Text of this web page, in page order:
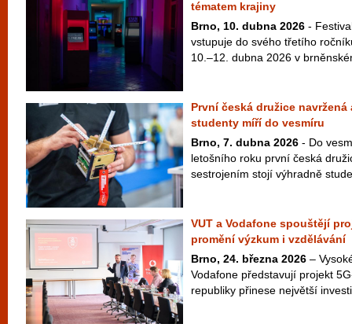
tématem krajiny
Brno, 10. dubna 2026 -
vstupuje do svého třetího
10.–12. dubna 2026 v
První česká družice
studenty míří do vesmíru
Brno, 7. dubna 2026 - Do
letošního roku první česká
sestrojením stojí výhradně
VUT a Vodafone spouštějí
promění výzkum i vzdělávání
Brno, 24. března 2026 –
Vodafone představují projekt
republiky přinese největší